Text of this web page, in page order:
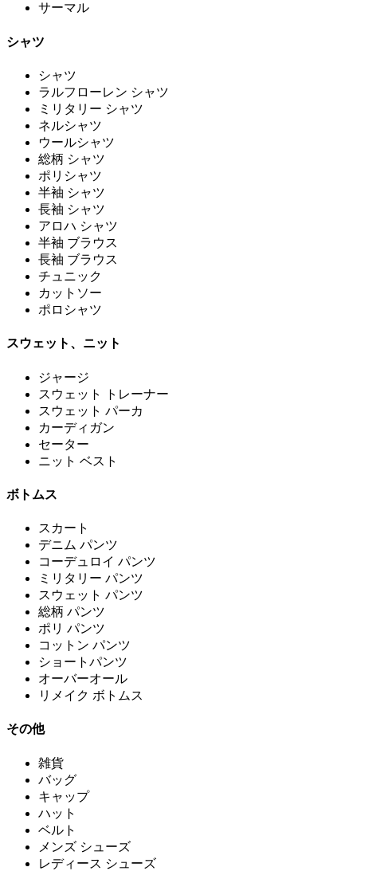
サーマル
シャツ
シャツ
ラルフローレン シャツ
ミリタリー シャツ
ネルシャツ
ウールシャツ
総柄 シャツ
ポリシャツ
半袖 シャツ
長袖 シャツ
アロハ シャツ
半袖 ブラウス
長袖 ブラウス
チュニック
カットソー
ポロシャツ
スウェット、ニット
ジャージ
スウェット トレーナー
スウェット パーカ
カーディガン
セーター
ニット ベスト
ボトムス
スカート
デニム パンツ
コーデュロイ パンツ
ミリタリー パンツ
スウェット パンツ
総柄 パンツ
ポリ パンツ
コットン パンツ
ショートパンツ
オーバーオール
リメイク ボトムス
その他
雑貨
バッグ
キャップ
ハット
ベルト
メンズ シューズ
レディース シューズ